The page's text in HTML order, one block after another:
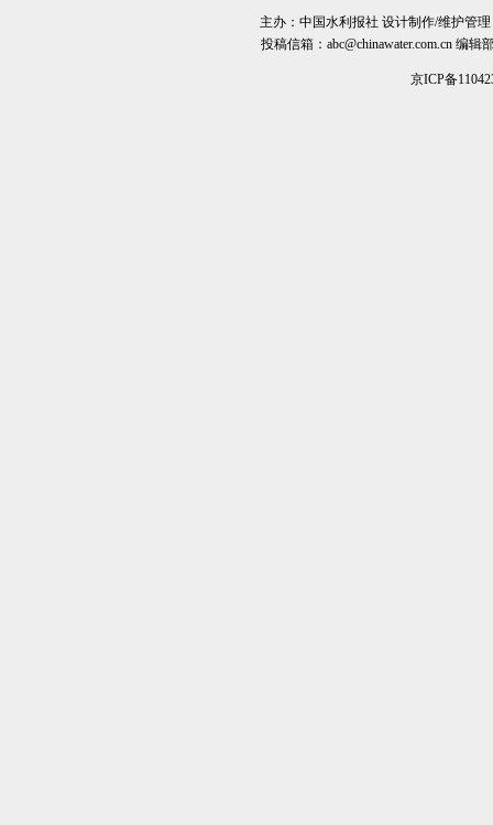
主办： 中国水利报社 设计制作/维护管
投稿信箱：abc@chinawater.com.cn 编辑
京ICP备